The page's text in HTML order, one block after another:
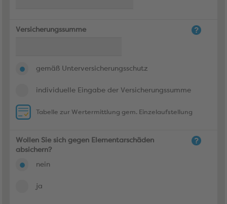
Versicherungssumme
gemäß Unterversicherungsschutz
individuelle Eingabe der Versicherungssumme
Tabelle zur Wertermittlung gem. Einzelaufstellung
Wollen Sie sich gegen Elementarschäden
absichern?
nein
ja